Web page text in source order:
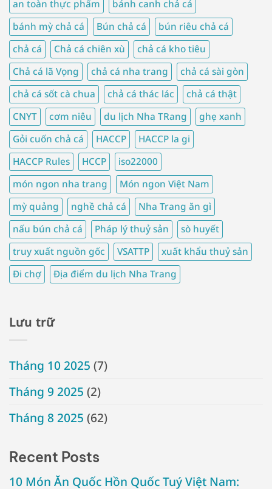
an toàn thực phẩm
bánh canh chả cá
bánh mỳ chả cá
Bún chả cá
bún riêu chả cá
chả cá
Chả cá chiên xù
chả cá kho tiêu
Chả cá lã Vọng
chả cá nha trang
chả cá sài gòn
chả cá sốt cà chua
chả cá thác lác
chả cá thật
CNYT
cơm niêu du lịch Nha TRang
ghẹ xanh
Gỏi cuốn chả cá
HACCP
HACCP la gi
HACCP Rules
HCCP
iso22000
món ngon nha trang
Món ngon Việt Nam
mỳ quảng
nghề chả cá
Nha Trang ăn gì
nấu bún chả cá
Pháp lý thuỷ sản
sò huyết
truy xuất nguồn gốc
VSATTP
xuất khẩu thuỷ sản
Đi chợ
Địa điểm du lịch Nha Trang
Lưu trữ
Tháng 10 2025 (7)
Tháng 9 2025 (2)
Tháng 8 2025 (62)
Recent Posts
10 Món Ăn Quốc Hồn Quốc Tuý Việt Nam: